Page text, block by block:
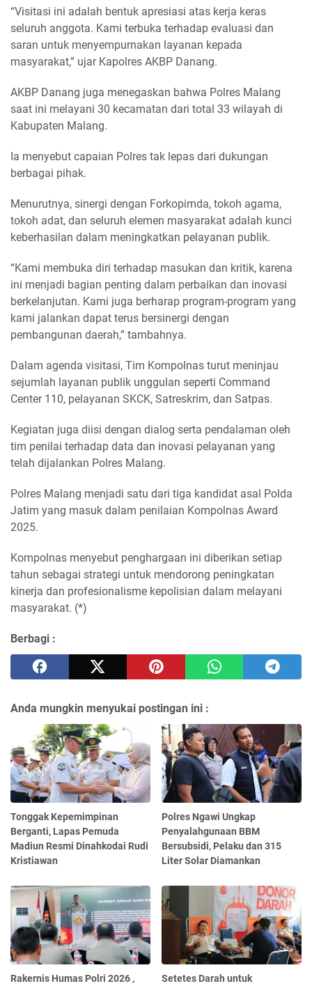
“Visitasi ini adalah bentuk apresiasi atas kerja keras
seluruh anggota. Kami terbuka terhadap evaluasi dan
saran untuk menyempurnakan layanan kepada
masyarakat,” ujar Kapolres AKBP Danang.
AKBP Danang juga menegaskan bahwa Polres Malang
saat ini melayani 30 kecamatan dari total 33 wilayah di
Kabupaten Malang.
Ia menyebut capaian Polres tak lepas dari dukungan
berbagai pihak.
Menurutnya, sinergi dengan Forkopimda, tokoh agama,
tokoh adat, dan seluruh elemen masyarakat adalah kunci
keberhasilan dalam meningkatkan pelayanan publik.
“Kami membuka diri terhadap masukan dan kritik, karena
ini menjadi bagian penting dalam perbaikan dan inovasi
berkelanjutan. Kami juga berharap program-program yang
kami jalankan dapat terus bersinergi dengan
pembangunan daerah,” tambahnya.
Dalam agenda visitasi, Tim Kompolnas turut meninjau
sejumlah layanan publik unggulan seperti Command
Center 110, pelayanan SKCK, Satreskrim, dan Satpas.
Kegiatan juga diisi dengan dialog serta pendalaman oleh
tim penilai terhadap data dan inovasi pelayanan yang
telah dijalankan Polres Malang.
Polres Malang menjadi satu dari tiga kandidat asal Polda
Jatim yang masuk dalam penilaian Kompolnas Award
2025.
Kompolnas menyebut penghargaan ini diberikan setiap
tahun sebagai strategi untuk mendorong peningkatan
kinerja dan profesionalisme kepolisian dalam melayani
masyarakat. (*)
Berbagi :
Anda mungkin menyukai postingan ini :
Tonggak Kepemimpinan
Berganti, Lapas Pemuda
Madiun Resmi Dinahkodai Rudi
Kristiawan
Polres Ngawi Ungkap
Penyalahgunaan BBM
Bersubsidi, Pelaku dan 315
Liter Solar Diamankan
Rakernis Humas Polri 2026 ,
Setetes Darah untuk